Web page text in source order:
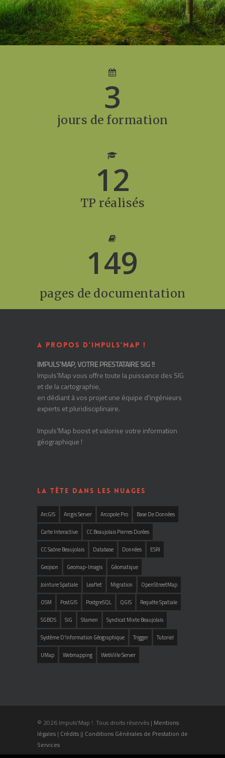
3
jours de formation
12
TP réalisés
149
pages de documentation
A PROPOS D’IMPULS’MAP !
IMPULS'MAP, VOTRE PRESTATAIRE SIG !!
Impuls'Map vous offre toute la puissance des SIG
et de la cartographie,
en dédiant à vos projet une équipe d'ingénieurs
experts et pluridisciplinaire.
Impuls'Map boost et valorise votre information
géographique !
LA TÊTE DANS LES NUAGES
ArcGIS Arcgis Server Arcopole Pro Base De Données
Carte Interactive CC Beaujolais Pierres Dorées
CC Saône Beaujolais Database Données ESRI
Geojson Geomap-Imagis Géomatique
Jointure Spatiale Leaflet Migration OpenStreetMap
OSM PostGIS PostgreSQL QGIS Requête Spatiale
SGBDS SIG Stamen Syndicat Mixte Beaujolais
Système D’Information Géographique Trigger Tutoriel
UMap Webmapping WebVille Server
© 2026 Impuls'Map !. Tous droits réservés | Mentions
légales | Crédits || Conditions Générales de Prestation de
Services